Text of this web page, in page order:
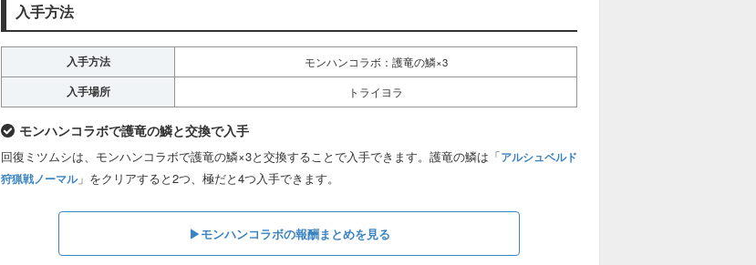
入手方法
入手方法 モンハンコラボ：護竜の鱗×3
入手場所 トライヨラ
モンハンコラボで護竜の鱗と交換で入手
回復ミツムシは、モンハンコラボで護竜の鱗×3と交換することで入手できます。護竜の鱗は「アルシュベルド
狩猟戦ノーマル」をクリアすると2つ、極だと4つ入手できます。
▶︎モンハンコラボの報酬まとめを見る